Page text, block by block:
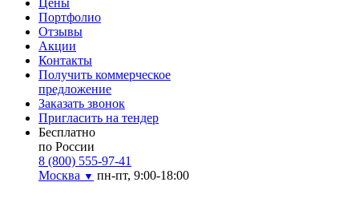
Цены
Портфолио
Отзывы
Акции
Контакты
Получить коммерческое
предложение
Заказать звонок
Пригласить на тендер
Бесплатно
по России
8 (800) 555-97-41
Москва ▼ пн-пт, 9:00-18:00